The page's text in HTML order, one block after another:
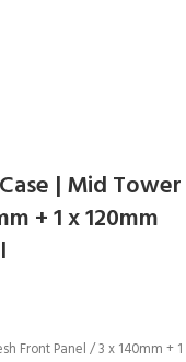
| Mid Tower
+ 1 x 120mm
Front Panel / 3 x 140mm + 1